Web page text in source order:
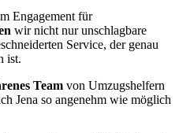
Engagement für
wir nicht nur unschlagbare
Service, der genau
ist.
Team von Umzugshelfern
Jena so angenehm wie möglich